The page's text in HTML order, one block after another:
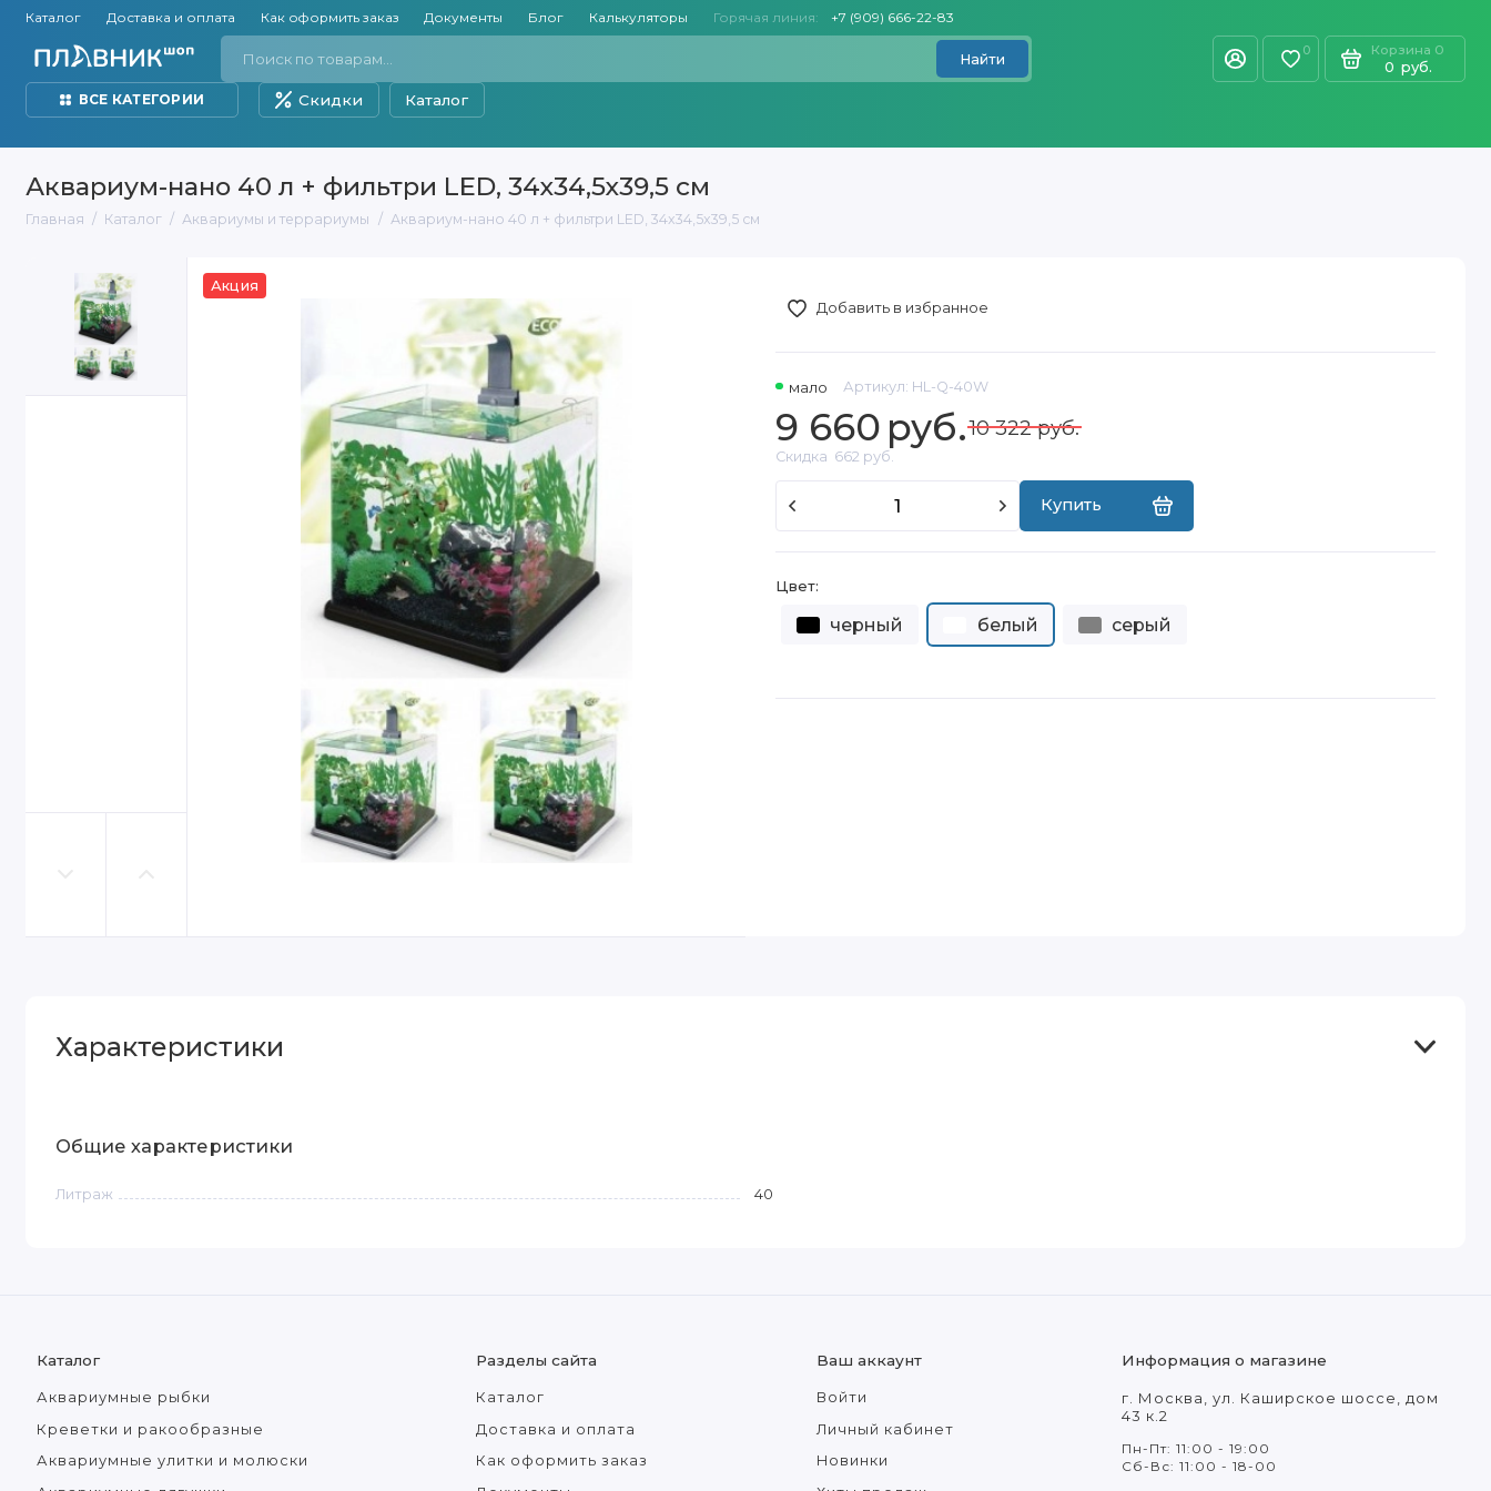
Каталог Доставка и оплата Как оформить заказ Документы Блог Калькуляторы Горячая линия: +7 (909) 666-22-83
Найти
0 Корзина 0
0 руб.
ВСЕ КАТЕГОРИИ Скидки Каталог
Аквариум-нано 40 л + фильтри LED, 34x34,5x39,5 см
Главная Каталог Аквариумы и террариумы Аквариум-нано 40 л + фильтри LED, 34x34,5x39,5 см
Акция
Добавить в избранное
мало Артикул: HL-Q-40W
9 660 руб.10 322 руб.
Скидка 662 руб.
Купить
Цвет:
черный белый серый
Характеристики
Общие характеристики
Литраж 40
Каталог
Аквариумные рыбки
Креветки и ракообразные
Аквариумные улитки и молюски
Разделы сайта
Каталог
Доставка и оплата
Как оформить заказ
Ваш аккаунт
Войти
Личный кабинет
Новинки
Информация о магазине
г. Москва, ул. Каширское шоссе, дом
43 к.2
Пн-Пт: 11:00 - 19:00
Сб-Вс: 11:00 - 18-00